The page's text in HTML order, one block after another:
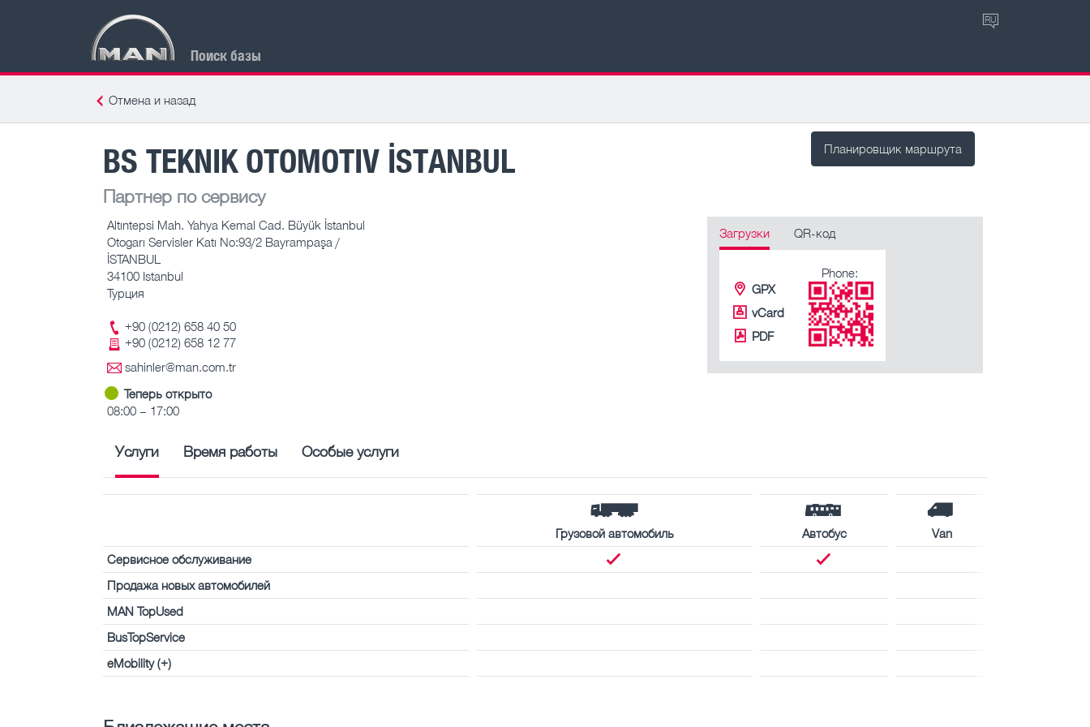
Поиск базы
RU
Отмена и назад
Планировщик маршрута
BS TEKNIK OTOMOTIV İSTANBUL
Партнер по сервису
Altıntepsi Mah. Yahya Kemal Cad. Büyük İstanbul
Otogarı Servisler Katı No:93/2 Bayrampaşa /
İSTANBUL
34100 Istanbul
Турция
+90 (0212) 658 40 50
+90 (0212) 658 12 77
sahinler@man.com.tr
Теперь открыто
08:00 – 17:00
Загрузки QR-код
GPX
vCard
PDF
Phone:
Услуги Время работы Особые услуги
Грузовой автомобиль Автобус
Van
Сервисное обслуживание
Продажа новых автомобилей
MAN TopUsed
BusTopService
eMobility (+)